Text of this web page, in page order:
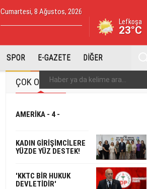
Cumartesi, 8 Ağustos, 2026
Lefkoşa
23°C
SPOR E-GAZETE DİĞER
ÇOK OKUNAN ÇOK YORUMLANAN
AMERİKA - 4 -
KADIN GİRİŞİMCİLERE
YÜZDE YÜZ DESTEK!
'KKTC BİR HUKUK
DEVLETİDİR'